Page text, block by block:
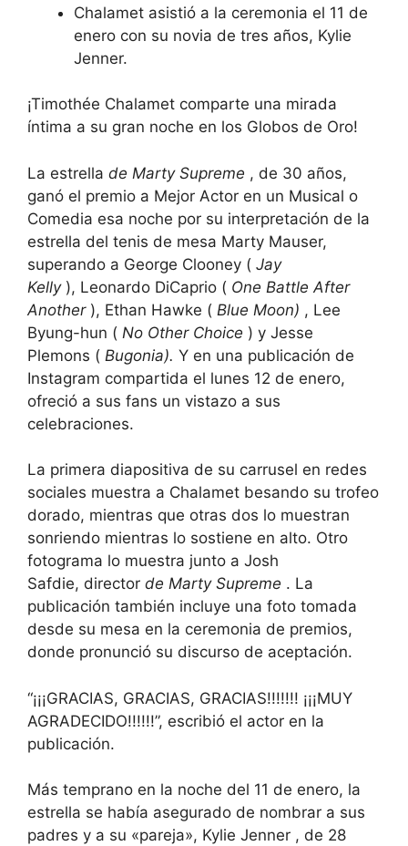
Chalamet asistió a la ceremonia el 11 de
enero con su novia de tres años, Kylie
Jenner.
¡Timothée Chalamet comparte una mirada
íntima a su gran noche en los Globos de Oro!
La estrella de Marty Supreme , de 30 años,
ganó el premio a Mejor Actor en un Musical o
Comedia esa noche por su interpretación de la
estrella del tenis de mesa Marty Mauser,
superando a George Clooney ( Jay
Kelly), Leonardo DiCaprio ( One Battle After
Another), Ethan Hawke ( Blue Moon) , Lee
Byung-hun ( No Other Choice ) y Jesse
Plemons ( Bugonia). Y en una publicación de
Instagram compartida el lunes 12 de enero,
ofreció a sus fans un vistazo a sus
celebraciones.
La primera diapositiva de su carrusel en redes
sociales muestra a Chalamet besando su trofeo
dorado, mientras que otras dos lo muestran
sonriendo mientras lo sostiene en alto. Otro
fotograma lo muestra junto a Josh
Safdie, director de Marty Supreme . La
publicación también incluye una foto tomada
desde su mesa en la ceremonia de premios,
donde pronunció su discurso de aceptación.
“¡¡¡GRACIAS, GRACIAS, GRACIAS!!!!!!! ¡¡¡MUY
AGRADECIDO!!!!!!”, escribió el actor en la
publicación.
Más temprano en la noche del 11 de enero, la
estrella se había asegurado de nombrar a sus
padres y a su «pareja», Kylie Jenner , de 28